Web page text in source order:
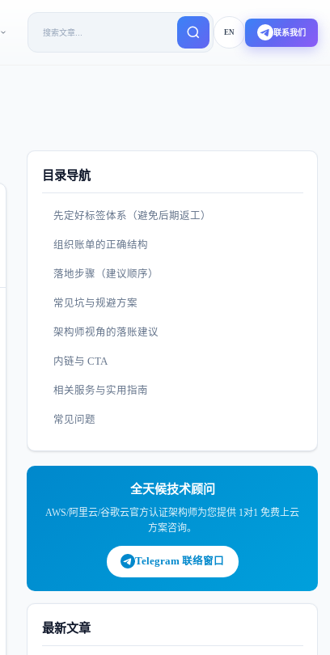
EN 联系我们
目录导航
先定好标签体系（避免后期返工）
组织账单的正确结构
落地步骤（建议顺序）
常见坑与规避方案
架构师视角的落账建议
内链与 CTA
相关服务与实用指南
常见问题
全天候技术顾问
AWS/阿里云/谷歌云官方认证架构师为您提供 1对1 免费上云
方案咨询。
Telegram 联络窗口
最新文章